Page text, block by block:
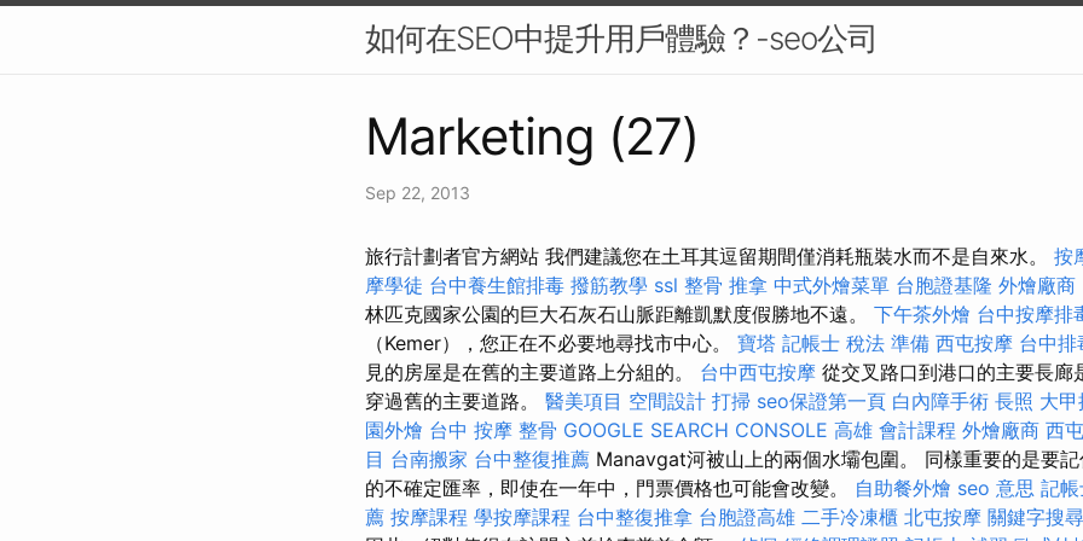
如何在SEO中提升用戶體驗？-seo公司
Marketing (27)
Sep 22, 2013
旅行計劃者官方網站 我們建議您在土耳其逗留期間僅消耗瓶裝水而不是自來水。 按
摩學徒 台中養生館排毒 撥筋教學 ssl 整骨 推拿 中式外燴菜單 台胞證基隆 外燴廠商
林匹克國家公園的巨大石灰石山脈距離凱默度假勝地不遠。 下午茶外燴 台中按摩排
（Kemer），您正在不必要地尋找市中心。 寶塔 記帳士 稅法 準備 西屯按摩 台中排
見的房屋是在舊的主要道路上分組的。 台中西屯按摩 從交叉路口到港口的主要長廊
穿過舊的主要道路。 醫美項目 空間設計 打掃 seo保證第一頁 白內障手術 長照 大
園外燴 台中 按摩 整骨 GOOGLE SEARCH CONSOLE 高雄 會計課程 外燴廠商 西
目 台南搬家 台中整復推薦 Manavgat河被山上的兩個水壩包圍。 同樣重要的是要
的不確定匯率，即使在一年中，門票價格也可能會改變。 自助餐外燴 seo 意思 記
薦 按摩課程 學按摩課程 台中整復推拿 台胞證高雄 二手冷凍櫃 北屯按摩 關鍵字搜尋